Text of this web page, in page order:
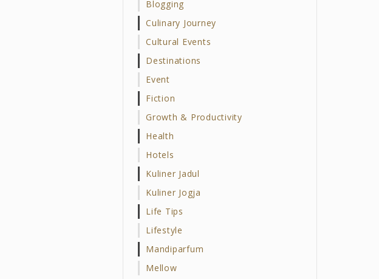
Blogging
Culinary Journey
Cultural Events
Destinations
Event
Fiction
Growth & Productivity
Health
Hotels
Kuliner Jadul
Kuliner Jogja
Life Tips
Lifestyle
Mandiparfum
Mellow